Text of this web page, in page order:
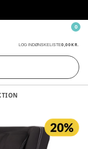
LOG INDØNSKELISTE0,00 KR.
0